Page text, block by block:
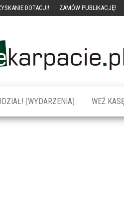
DOTACJI! ZAMÓW PUBLIKACJĘ!
(WYDARZENIA) WEŹ